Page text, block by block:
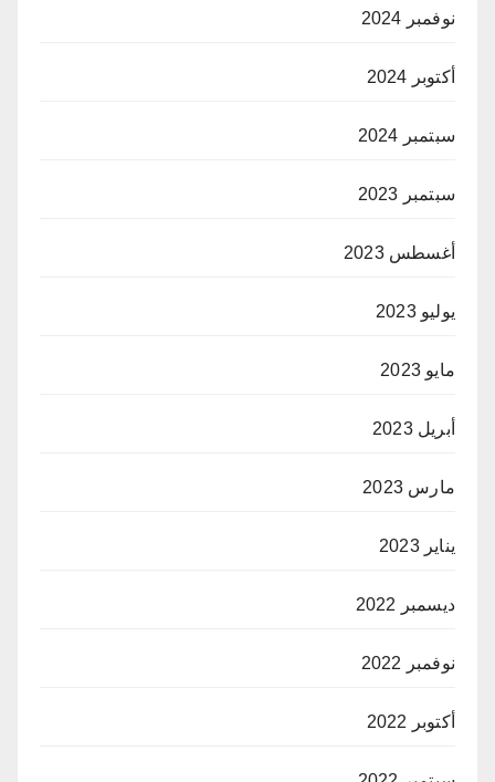
نوفمبر 2024
أكتوبر 2024
سبتمبر 2024
سبتمبر 2023
أغسطس 2023
يوليو 2023
مايو 2023
أبريل 2023
مارس 2023
يناير 2023
ديسمبر 2022
نوفمبر 2022
أكتوبر 2022